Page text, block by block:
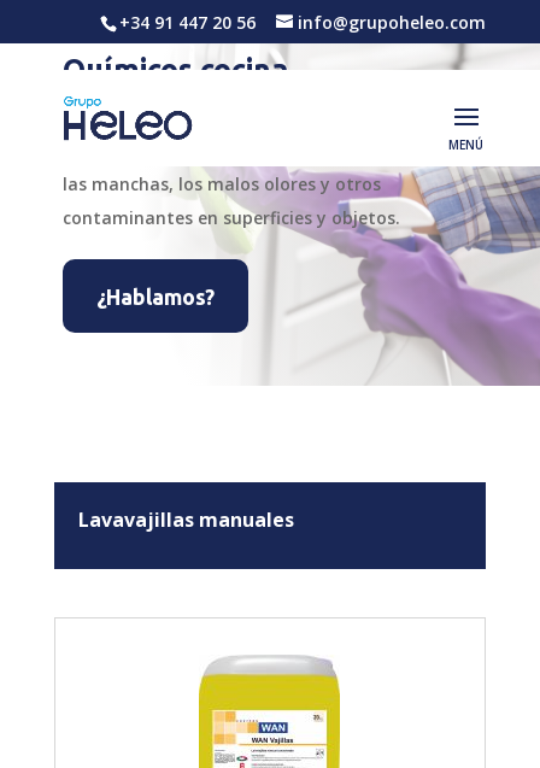
+34 91 447 20 56 info@grupoheleo.com
Químicos cocina
En Grupo Heleo encostarás todo tipo de
productos químicos para eliminar la suciedad,
las manchas, los malos olores y otros
contaminantes en superficies y objetos.
¿Hablamos?
Lavavajillas manuales